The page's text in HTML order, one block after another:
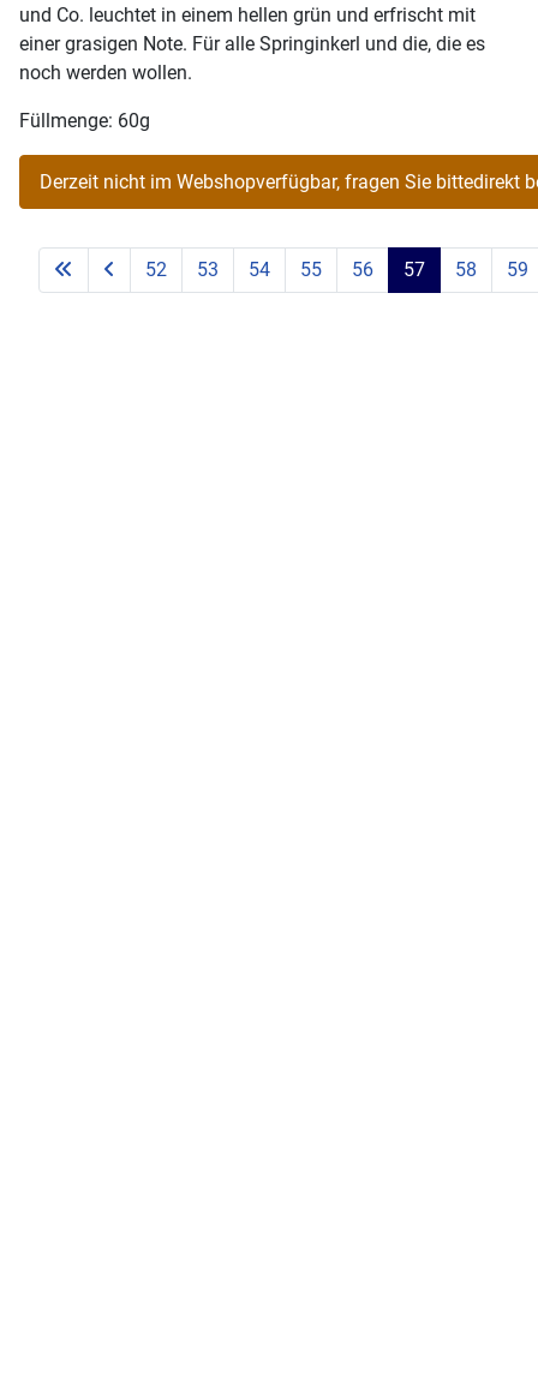
und Co. leuchtet in einem hellen grün und erfrischt mit
einer grasigen Note. Für alle Springinkerl und die, die es
noch werden wollen.
Füllmenge: 60g
52 53 54 55 56 57 58 59